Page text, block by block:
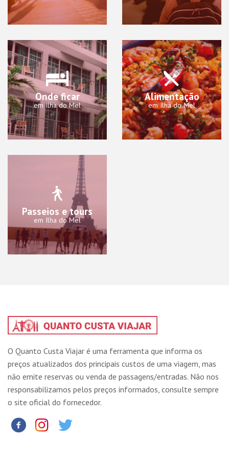
Onde ficar
em Ilha do Mel
Alimentação
em Ilha do Mel
Passeios e tours
em Ilha do Mel
O Quanto Custa Viajar é uma ferramenta que informa os
preços atualizados dos principais custos de uma viagem, mas
não emite reservas ou venda de passagens/entradas. Não nos
responsabilizamos pelos preços informados, consulte sempre
o site oficial do fornecedor.